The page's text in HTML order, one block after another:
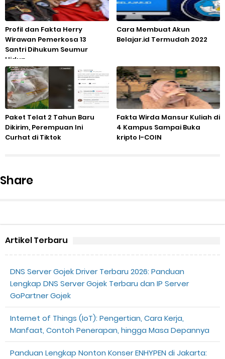
Profil dan Fakta Herry
Wirawan Pemerkosa 13
Santri Dihukum Seumur
Hidup
Cara Membuat Akun
Belajar.id Termudah 2022
Paket Telat 2 Tahun Baru
Dikirim, Perempuan Ini
Curhat di Tiktok
Fakta Wirda Mansur Kuliah di
4 Kampus Sampai Buka
kripto I-COIN
Share
Artikel Terbaru
DNS Server Gojek Driver Terbaru 2026: Panduan
Lengkap DNS Server Gojek Terbaru dan IP Server
GoPartner Gojek
Internet of Things (IoT): Pengertian, Cara Kerja,
Manfaat, Contoh Penerapan, hingga Masa Depannya
Panduan Lengkap Nonton Konser ENHYPEN di Jakarta: